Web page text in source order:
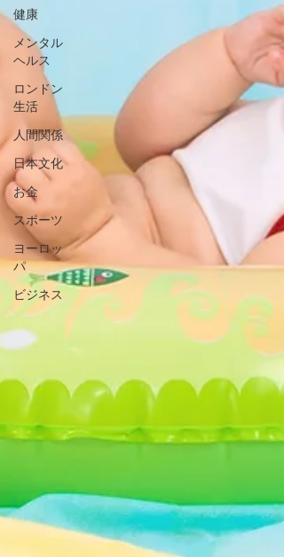
健康
メンタル
ヘルス
ロンドン
生活
人間関係
日本文化
お金
スポーツ
ヨーロッ
パ
ビジネス